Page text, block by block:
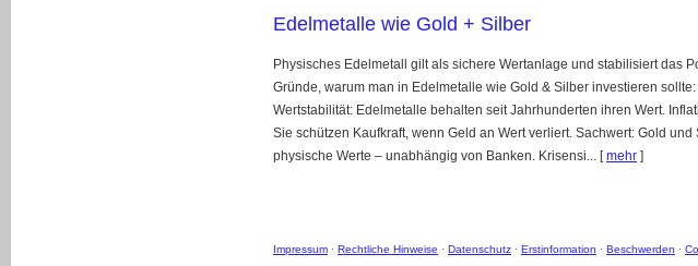
Edelmetalle wie Gold + Silber
Physisches Edelmetall gilt als sichere Wertanlage und stabilisiert das
Gründe, warum man in Edelmetalle wie Gold & Silber investieren sollte:
Wertstabilität: Edelmetalle behalten seit Jahrhunderten ihren Wert.
Sie schützen Kaufkraft, wenn Geld an Wert verliert. Sachwert: Gold und
physische Werte – unabhängig von Banken. Krisensi... [mehr ]
Impressum · Rechtliche Hinweise · Datenschutz · Erstinformation · Beschwerden ·